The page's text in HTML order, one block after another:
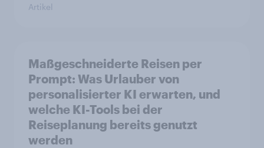
Artikel
Maßgeschneiderte Reisen per
Prompt: Was Urlauber von
personalisierter KI erwarten, und
welche KI-Tools bei der
Reiseplanung bereits genutzt
werden